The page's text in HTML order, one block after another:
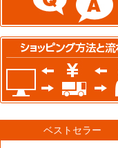
ベストセラー